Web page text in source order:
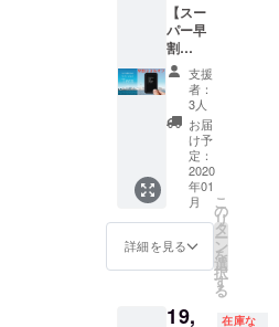
【スー
パー早
割
33%0F
F】
Tern本
体1台
※送料込
26,700
円 の
33%OF
F
支援
者：
3人
お届
け予
定：
2020
年01
月
詳細を見る
こ
の
リ
タ
ー
ン
を
選
択
す
る
19, 在庫な